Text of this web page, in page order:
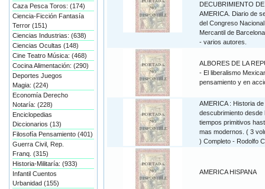
DECUBRIMIENTO DE
AMERICA. Diario de
del Congreso Nacional
Mercantil de
- varios autores.
ALBORES DE LA
- El liberalismo
pensamiento y en
AMERICA : Historia
descubrimiento desde
tiempos primitivos
mas modernos. ( 3
) Completo - Rodolfo
AMERICA HISPANA
Caza Pesca Toros: (174)
Ciencia-Ficción Fantasía
Terror (151)
Ciencias Industrias: (638)
Ciencias Ocultas (148)
Cine Teatro Música: (468)
Cocina Alimentación: (290)
Deportes Juegos
Magia: (224)
Economía Derecho
Notaría: (228)
Enciclopedias
Diccionarios (13)
Filosofía Pensamiento (401)
Guerra Civil, Rep.
Franq. (315)
Historia-Militaría: (933)
Infantil Cuentos
Urbanidad (155)